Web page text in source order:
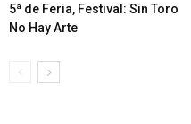
5ª de Feria, Festival: Sin Toro
No Hay Arte